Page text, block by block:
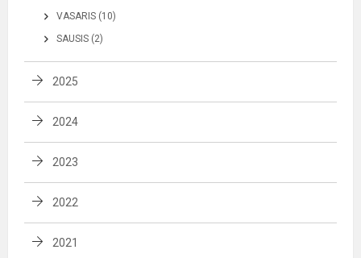
VASARIS (10)
SAUSIS (2)
2025
2024
2023
2022
2021